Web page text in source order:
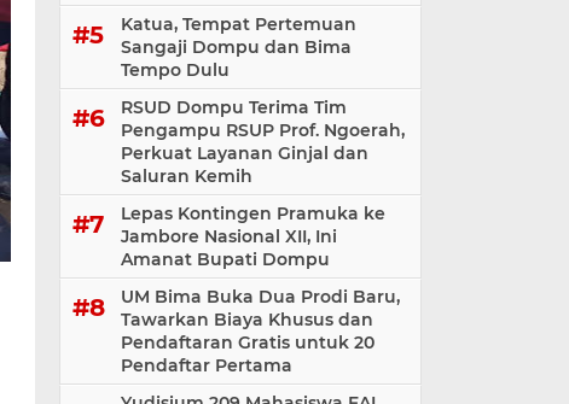
Katua, Tempat Pertemuan
Sangaji Dompu dan Bima
Tempo Dulu
RSUD Dompu Terima Tim
Pengampu RSUP Prof. Ngoerah,
Perkuat Layanan Ginjal dan
Saluran Kemih
Lepas Kontingen Pramuka ke
Jambore Nasional XII, Ini
Amanat Bupati Dompu
UM Bima Buka Dua Prodi Baru,
Tawarkan Biaya Khusus dan
Pendaftaran Gratis untuk 20
Pendaftar Pertama